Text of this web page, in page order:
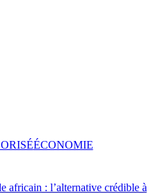
africain : l’alternative crédible à
ÉCONOMIE